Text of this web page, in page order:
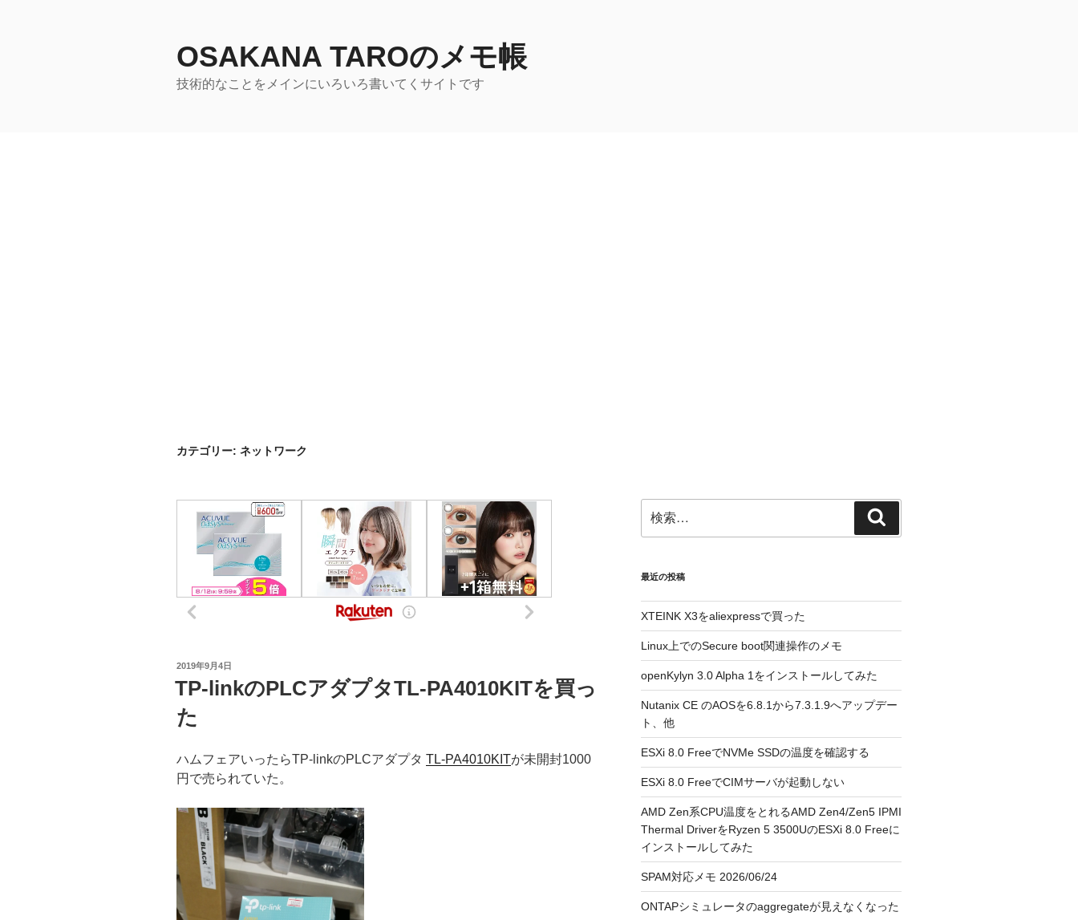
OSAKANA TAROのメモ帳
技術的なことをメインにいろいろ書いてくサイトです
カテゴリー: ネットワーク
投
2019年9月4日
TP-linkのPLCアダプタTL-PA4010KITを買っ
た
ハムフェアいったらTP-linkのPLCアダプタ TL-PA4010KITが未開封1000
円で売られていた。
索:
索
最近の投稿
XTEINK X3をaliexpressで買った
Linux上でのSecure boot関連操作のメモ
openKylyn 3.0 Alpha 1をインストールしてみた
Nutanix CE のAOSを6.8.1から7.3.1.9へアップデー
ト、他
ESXi 8.0 FreeでNVMe SSDの温度を確認する
ESXi 8.0 FreeでCIMサーバが起動しない
AMD Zen系CPU温度をとれるAMD Zen4/Zen5 IPMI
Thermal DriverをRyzen 5 3500UのESXi 8.0 Freeに
インストールしてみた
SPAM対応メモ 2026/06/24
ONTAPシミュレータのaggregateが見えなくなった